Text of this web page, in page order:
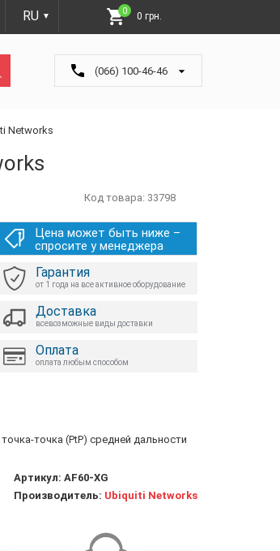
RU ▼
0 0 грн.
(066) 100-46-46
Networks
Код товара: 33798
Цена может быть ниже –
спросите у менеджера
Гарантия
от 1 года на все активное оборудование
Доставка
всевозможные виды доставки
Оплата
оплата любым способом
точка (PtP) средней дальности
Артикул: AF60-XG
Производитель: Ubiquiti Networks